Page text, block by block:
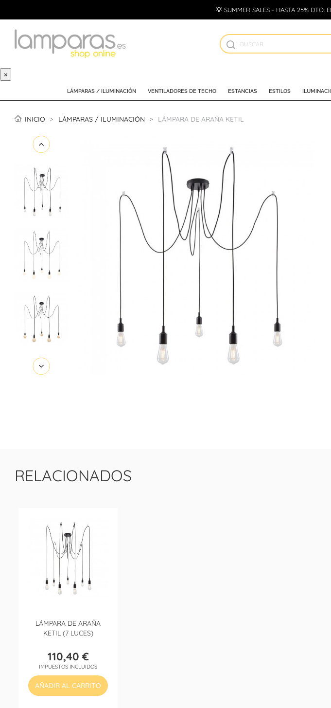
💡 SUMMER SALES - HASTA 25% DTO.
×
LÁMPARAS / ILUMINACIÓN VENTILADORES DE TECHO ESTANCIAS ESTILOS
INICIO LÁMPARAS / ILUMINACIÓN LÁMPARA DE ARAÑA KETIL
RELACIONADOS
LÁMPARA DE ARAÑA
KETIL (7 LUCES)
Precio
110,40 €
IMPUESTOS INCLUIDOS
AÑADIR AL CARRITO